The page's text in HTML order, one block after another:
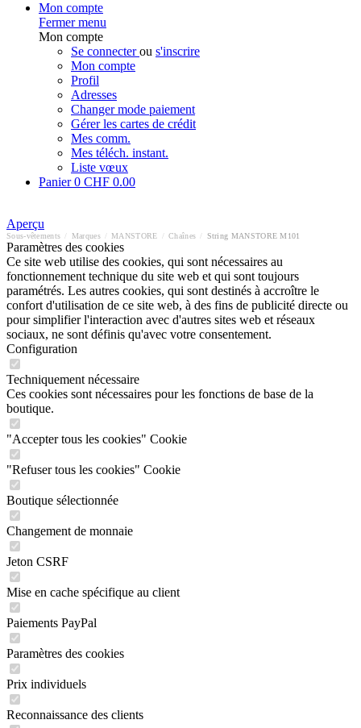
Mon compte
Fermer menu
Mon compte
Se connecterou s'inscrire
Mon compte
Profil
Adresses
Changer mode paiement
Gérer les cartes de crédit
Mes comm.
Mes téléch. instant.
Liste vœux
Panier0 CHF 0.00
Aperçu
Sous-vêtements Marques MANSTORE Chaînes String MANSTORE M101
Paramètres des cookies
Ce site web utilise des cookies, qui sont nécessaires au
fonctionnement technique du site web et qui sont toujours
paramétrés. Les autres cookies, qui sont destinés à accroître le
confort d'utilisation de ce site web, à des fins de publicité directe ou
pour simplifier l'interaction avec d'autres sites web et réseaux
sociaux, ne sont définis qu'avec votre consentement.
Configuration
Techniquement nécessaire
Ces cookies sont nécessaires pour les fonctions de base de la
boutique.
"Accepter tous les cookies" Cookie
"Refuser tous les cookies" Cookie
Boutique sélectionnée
Changement de monnaie
Jeton CSRF
Mise en cache spécifique au client
Paiements PayPal
Paramètres des cookies
Prix individuels
Reconnaissance des clients